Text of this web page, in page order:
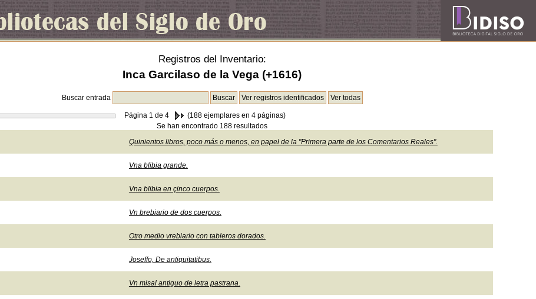
Registros del Inventario:
Inca Garcilaso de la Vega (+1616)
Buscar entrada
Página 1 de 4
(188 ejemplares en 4 páginas)
Se han encontrado 188 resultados
Quinientos libros, poco más o menos, en papel de la "Primera parte de los Comentarios Reales".
Vna blibia grande.
Vna blibia en çinco cuerpos.
Vn brebiario de dos cuerpos.
Otro medio vrebiario con tableros dorados.
Joseffo, De antiquitatibus.
Vn misal antiguo de letra pastrana.